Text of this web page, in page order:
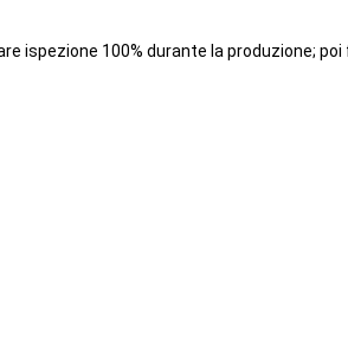
ispezione 100% durante la produzione;